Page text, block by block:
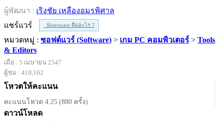
ผู้พัฒนา : เริงชัย เหลืองอมรพิศาล
แชร์แวร์
Shareware คืออะไร ?
หมวดหมู่ : ซอฟต์แวร์ (Software) > เกม PC คอมพิวเตอร์ > Tools
& Editors
เมื่อ : 5 เมษายน 2547
ผู้ชม : 410,162
โหวตให้คะแนน
คะแนนโหวต 4.25 (880 ครั้ง)
ดาวน์โหลด